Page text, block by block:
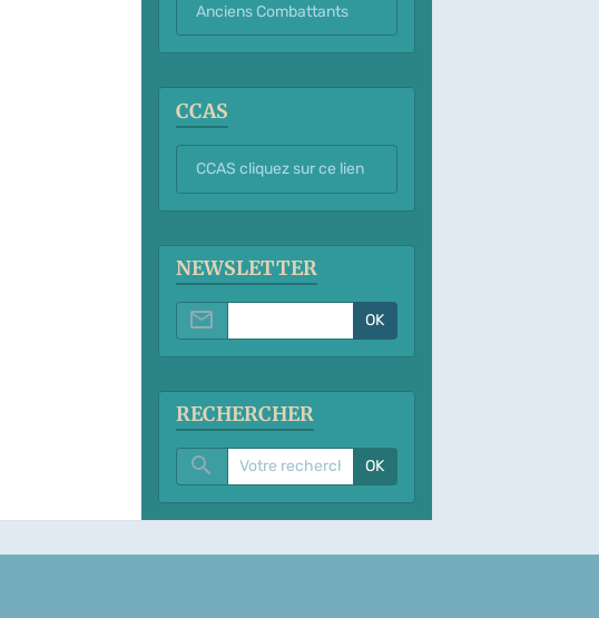
Anciens Combattants
CCAS
CCAS cliquez sur ce lien
NEWSLETTER
OK
RECHERCHER
OK